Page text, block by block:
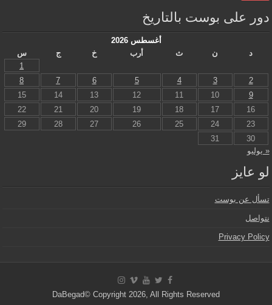
دور على بوست بالتاريخ
أغسطس 2026
د
ن ث أرب خ ج
س
1
2
3
4
5
6
7
8
9
10
11
12
13
14
15
16
17
18
19
20
21
22
23
24
25
26
27
28
29
30
31
« يوليو
لو عايز
تسأل عن بوست
نتواصل
Privacy Policy
DaBegad© Copyright 2026, All Rights Reserved